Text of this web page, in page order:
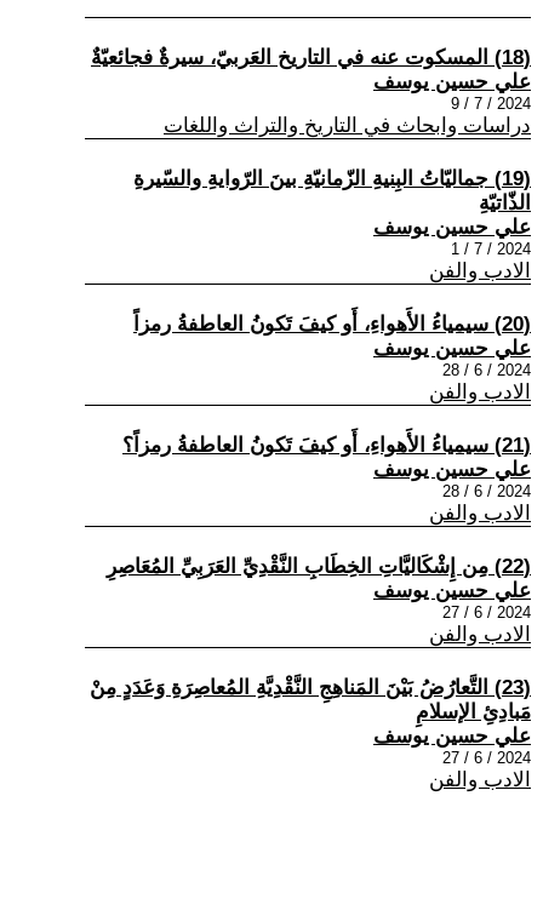
(18) المسكوت عنه في التاريخ العَربيّ، سيرةٌ فجائعيّةٌ
علي حسين يوسف
2024 / 7 / 9
دراسات وابحاث في التاريخ والتراث واللغات
(19) جماليّاتُ البِنيةِ الزّمانيّةِ بينَ الرّوايةِ والسّيرةِ
الذّاتيّةِ
علي حسين يوسف
2024 / 7 / 1
الادب والفن
(20) سيمياءُ الأَهواءِ، أَو كيفَ تَكونُ العاطفةُ رمزاً
علي حسين يوسف
2024 / 6 / 28
الادب والفن
(21) سيمياءُ الأَهواءِ، أَو كيفَ تَكونُ العاطفةُ رمزاً؟
علي حسين يوسف
2024 / 6 / 28
الادب والفن
(22) مِن إِشْكَاليَّاتِ الخِطَابِ النَّقْدِيِّ العَرَبِيِّ المُعَاصِرِ
علي حسين يوسف
2024 / 6 / 27
الادب والفن
(23) التَّعارُضُ بَيْنَ المَناهِجِ النَّقْدِيَّةِ المُعاصِرَةِ وَعَدَدٍ مِنْ
مَبادِئِ الإسلامِ
علي حسين يوسف
2024 / 6 / 27
الادب والفن